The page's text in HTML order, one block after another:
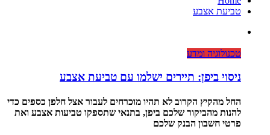
טביעת אצבע
טכנולוגיה ומדע
ניסוי ביפן: תיירים ישלמו עם טביעת אצבע
החל מהקיץ הקרוב לא תהיו מוכרחים לעבור אצל חלפן כספים כדי
להנות מהביקור שלכם ביפן, בתנאי שתספקו טביעות אצבע ואת
פרטי חשבון הבנק שלכם